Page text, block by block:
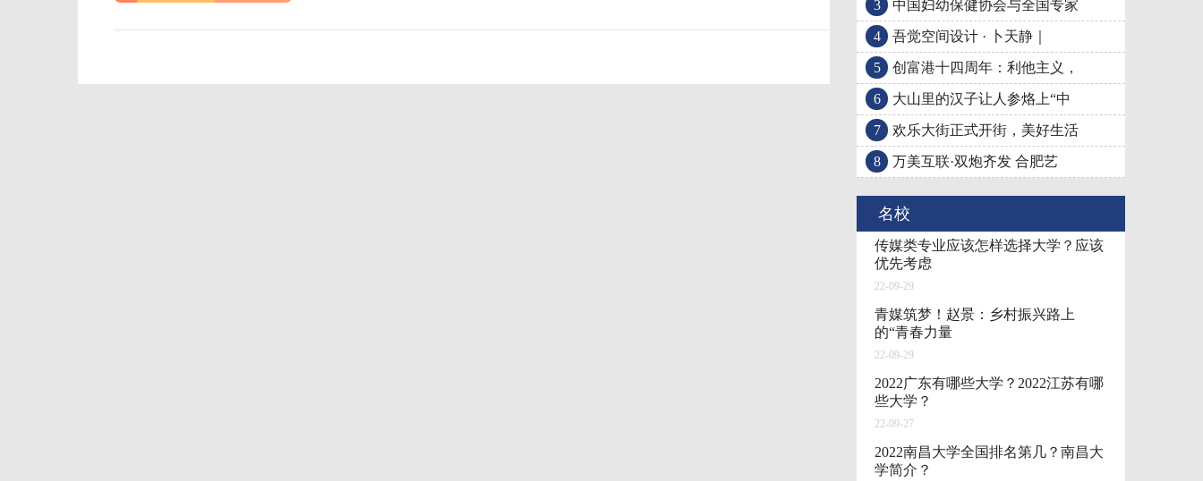
3 中国妇幼保健协会与全国专家
4 吾觉空间设计 · 卜天静｜
5 创富港十四周年：利他主义，
6 大山里的汉子让人参烙上“中
7 欢乐大街正式开街，美好生活
8 万美互联·双炮齐发 合肥艺
名校
传媒类专业应该怎样选择大学？应该
优先考虑
22-09-29
青媒筑梦！赵景：乡村振兴路上
的“青春力量
22-09-29
2022广东有哪些大学？2022江苏有哪
些大学？
22-09-27
2022南昌大学全国排名第几？南昌大
学简介？